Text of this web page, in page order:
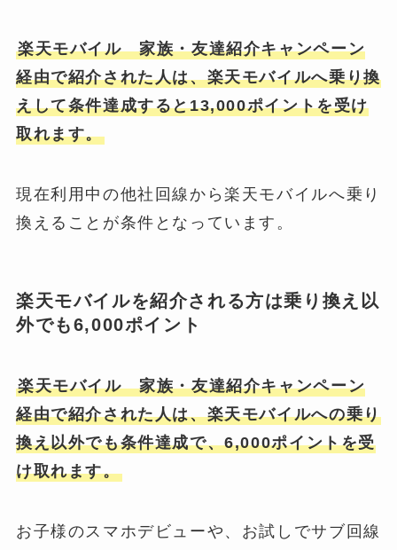
楽天モバイル 家族・友達紹介キャンペーン
経由で紹介された人は、楽天モバイルへ乗り換
えして条件達成すると13,000ポイントを受け
取れます。
現在利用中の他社回線から楽天モバイルへ乗り
換えることが条件となっています。
楽天モバイルを紹介される方は乗り換え以
外でも6,000ポイント
楽天モバイル 家族・友達紹介キャンペーン
経由で紹介された人は、楽天モバイルへの乗り
換え以外でも条件達成で、6,000ポイントを受
け取れます。
お子様のスマホデビューや、お試しでサブ回線